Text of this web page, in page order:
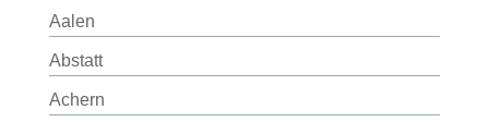
Aalen
Abstatt
Achern